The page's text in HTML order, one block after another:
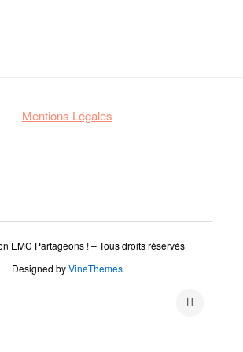
Mentions Légales
EMC Partageons ! – Tous droits réservés
Designed byVineThemes